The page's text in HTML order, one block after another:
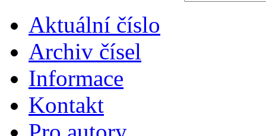
Aktuální číslo
Archiv čísel
Informace
Kontakt